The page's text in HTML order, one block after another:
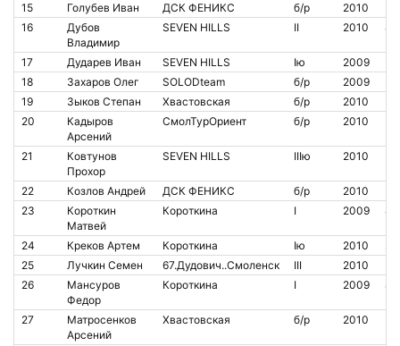
15 Голубев Иван ДСК ФЕНИКС б/р
2010
16
Дубов
Владимир
SEVEN HILLS II 2010
17 Дударев Иван SEVEN HILLS Iю
2009
18
Захаров Олег SOLODteam б/р
2009
19
Зыков Степан Хвастовская б/р
2010
20
Кадыров
Арсений
СмолТурОриент б/р 2010
21
Ковтунов
Прохор
SEVEN HILLS IIIю 2010
22 Козлов Андрей ДСК ФЕНИКС б/р
2010
23
Короткин
Матвей
Короткина I 2009
24 Креков Артем Короткина Iю 2010
25
Лучкин Семен 67.Дудович..Смоленск III
2010
26
Мансуров
Федор
Короткина I 2009
27
Матросенков
Арсений
Хвастовская б/р 2010